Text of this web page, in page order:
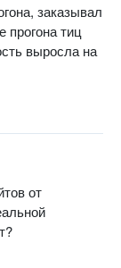
заказывал
прогона тиц
выросла на
от